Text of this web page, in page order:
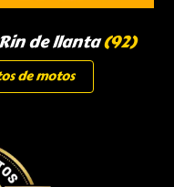
Rin de llanta(92)
de motos